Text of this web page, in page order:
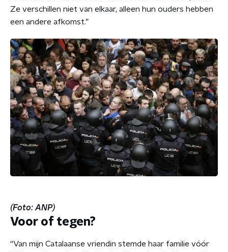
Ze verschillen niet van elkaar, alleen hun ouders hebben
een andere afkomst.”
(Foto: ANP)
Voor of tegen?
“Van mijn Catalaanse vriendin stemde haar familie vóór